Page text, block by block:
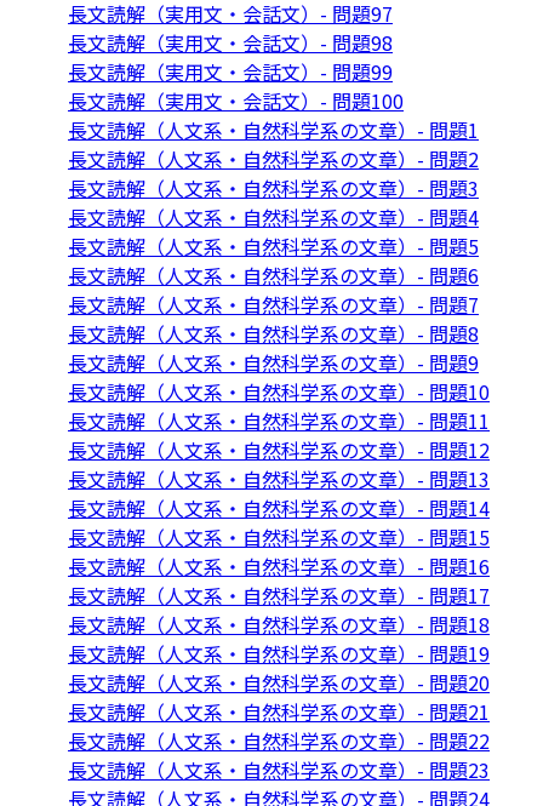
長文読解（実用文・会話文）- 問題97
長文読解（実用文・会話文）- 問題98
長文読解（実用文・会話文）- 問題99
長文読解（実用文・会話文）- 問題100
長文読解（人文系・自然科学系の文章）- 問題1
長文読解（人文系・自然科学系の文章）- 問題2
長文読解（人文系・自然科学系の文章）- 問題3
長文読解（人文系・自然科学系の文章）- 問題4
長文読解（人文系・自然科学系の文章）- 問題5
長文読解（人文系・自然科学系の文章）- 問題6
長文読解（人文系・自然科学系の文章）- 問題7
長文読解（人文系・自然科学系の文章）- 問題8
長文読解（人文系・自然科学系の文章）- 問題9
長文読解（人文系・自然科学系の文章）- 問題10
長文読解（人文系・自然科学系の文章）- 問題11
長文読解（人文系・自然科学系の文章）- 問題12
長文読解（人文系・自然科学系の文章）- 問題13
長文読解（人文系・自然科学系の文章）- 問題14
長文読解（人文系・自然科学系の文章）- 問題15
長文読解（人文系・自然科学系の文章）- 問題16
長文読解（人文系・自然科学系の文章）- 問題17
長文読解（人文系・自然科学系の文章）- 問題18
長文読解（人文系・自然科学系の文章）- 問題19
長文読解（人文系・自然科学系の文章）- 問題20
長文読解（人文系・自然科学系の文章）- 問題21
長文読解（人文系・自然科学系の文章）- 問題22
長文読解（人文系・自然科学系の文章）- 問題23
長文読解（人文系・自然科学系の文章）- 問題24